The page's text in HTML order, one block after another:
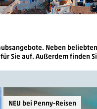
Neben
Sie auf. Außerdem finden
NEU bei Penny-Reisen